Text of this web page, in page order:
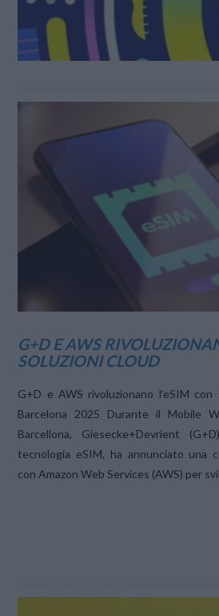
G+D E AWS
SOLUZIONI CLOUD
G+D e AWS rivoluzionano l’eSIM
Barcelona 2025 Durante il Mobile
Barcellona, Giesecke+Devrient
tecnologia eSIM, ha annunciato una
con Amazon Web Services (AWS) per